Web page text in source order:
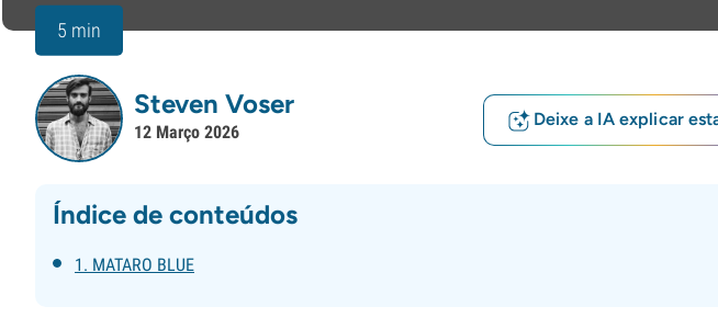
5 min
Steven Voser
12 Março 2026
Deixe a IA explicar
Índice de conteúdos
1. MATARO BLUE